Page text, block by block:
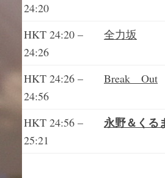
24:20
HKT 24:20 –
24:26
全力坂
HKT 24:26 –
24:56
Break Out
HKT 24:56 –
25:21
永野＆くる